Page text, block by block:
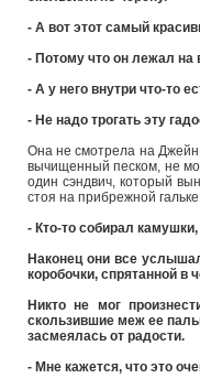
- А вот этот самый
- Потому что он лежал на
- А у него внутри что-то
- Не надо трогать эту
Она не смотрела на
вычищенный песком, не
один сэндвич, который
стоя на прибрежной
- Кто-то собирал
Наконец они все
коробочки, спрятанной в
Никто не мог
скользившие меж ее
засмеялась от радости.
- Мне кажется, что это